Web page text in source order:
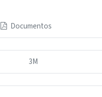
Documentos
3M